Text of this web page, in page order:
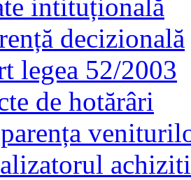
intituțională
decizională
legea 52/2003
de hotărâri